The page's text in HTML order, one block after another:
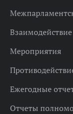
Мероприятия
Ежегодные
Отчеты